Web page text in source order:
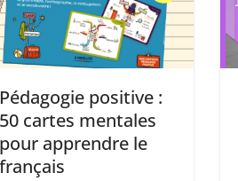
Pédagogie positive :
50 cartes mentales
pour apprendre le
français